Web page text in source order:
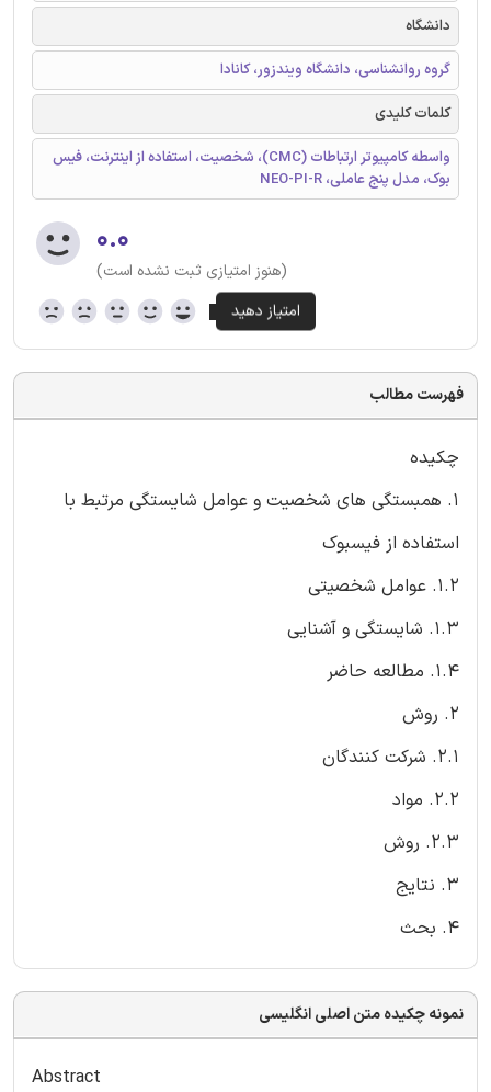
دانشگاه
گروه روانشناسی، دانشگاه ویندزور، کانادا
کلمات کلیدی
واسطه کامپیوتر ارتباطات (CMC)، شخصیت، استفاده از اینترنت، فیس
بوک، مدل پنج عاملی، NEO-PI-R
۰.۰
(هنوز امتیازی ثبت نشده است)
فهرست مطالب
چکیده
1. همبستگی های شخصیت و عوامل شایستگی مرتبط با
استفاده از فیسبوک
1.2. عوامل شخصیتی
1.3. شایستگی و آشنایی
1.4. مطالعه حاضر
2. روش
2.1. شرکت کنندگان
2.2. مواد
2.3. روش
3. نتایج
4. بحث
نمونه چکیده متن اصلی انگلیسی
Abstract